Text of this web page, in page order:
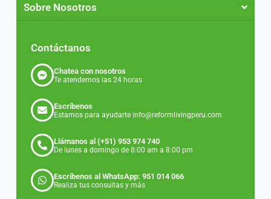
Sobre Nosotros
Contáctanos
Chatea con nosotros
Te atendemos las 24 horas
Escríbenos
Estamos para ayudarte info@reformlivingperu.com
Llámanos al (+51) 953 974 740
De lunes a domingo de 8:00 am a 8:00 pm
Escríbenos al WhatsApp: 951 014 066
Realiza tus consultas y más